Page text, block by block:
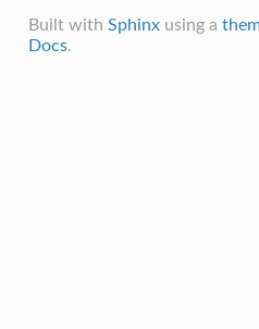
Built with Sphinxusing a
Docs.